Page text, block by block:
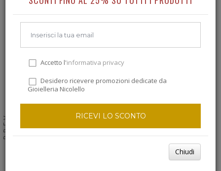
PREV NEXT
Accetto l'informativa privacy
Desidero ricevere promozioni dedicate da
Gioielleria Nicolello
RICEVI LO SCONTO
Chiudi